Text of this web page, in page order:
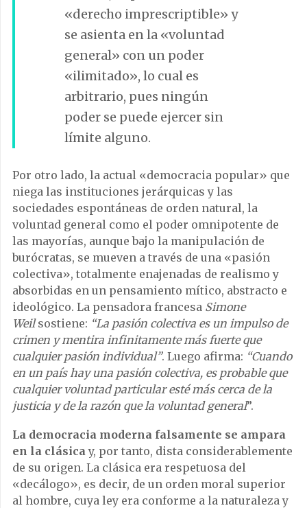
«derecho imprescriptible» y
se asienta en la «voluntad
general» con un poder
«ilimitado», lo cual es
arbitrario, pues ningún
poder se puede ejercer sin
límite alguno.
Por otro lado, la actual «democracia popular» que
niega las instituciones jerárquicas y las
sociedades espontáneas de orden natural, la
voluntad general como el poder omnipotente de
las mayorías, aunque bajo la manipulación de
burócratas, se mueven a través de una «pasión
colectiva», totalmente enajenadas de realismo y
absorbidas en un pensamiento mítico, abstracto e
ideológico. La pensadora francesa Simone
Weilsostiene: “La pasión colectiva es un impulso de
crimen y mentira infinitamente más fuerte que
cualquier pasión individual”. Luego afirma: “Cuando
en un país hay una pasión colectiva, es probable que
cualquier voluntad particular esté más cerca de la
justicia y de la razón que la voluntad general”.
La democracia moderna falsamente se ampara
en la clásica y, por tanto, dista considerablemente
de su origen. La clásica era respetuosa del
«decálogo», es decir, de un orden moral superior
al hombre, cuya ley era conforme a la naturaleza y